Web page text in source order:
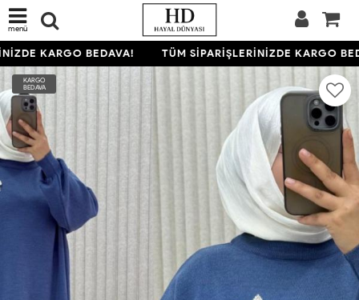
menü
KARGO BEDAVA! TÜM SİPARİŞLERİNİZDE KARGO
KARGO
BEDAVA